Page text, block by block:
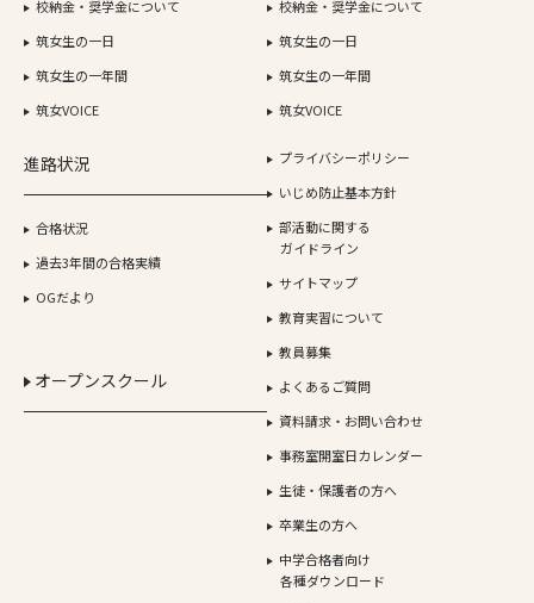
校納金・奨学金について
筑女生の一日
筑女生の一年間
筑女VOICE
校納金・奨学金について
筑女生の一日
筑女生の一年間
筑女VOICE
進路状況
合格状況
過去3年間の合格実績
OGだより
オープンスクール
プライバシーポリシー
いじめ防止基本方針
部活動に関する
ガイドライン
サイトマップ
教育実習について
教員募集
よくあるご質問
資料請求・お問い合わせ
事務室開室日カレンダー
生徒・保護者の方へ
卒業生の方へ
中学合格者向け
各種ダウンロード